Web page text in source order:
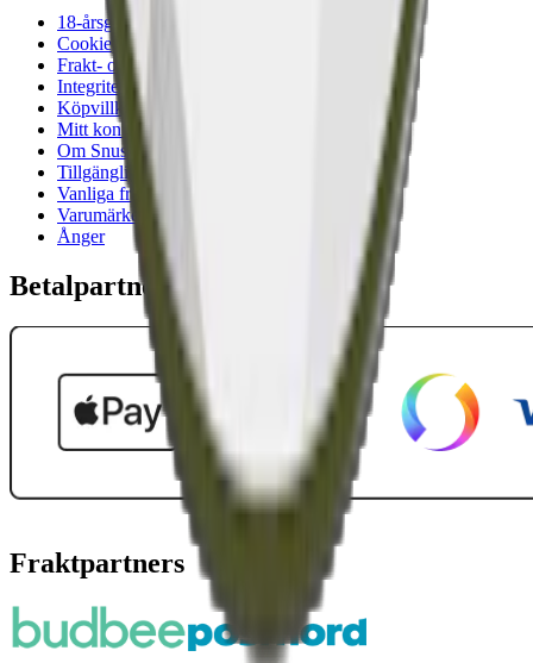
18-årsgräns
Cookiepolicy
Frakt- och leveransvillkor
Integritetspolicy
Köpvillkor
Mitt konto
Om Snuset.se
Tillgänglighetsredogörelse
Vanliga frågor
Varumärken
Ånger
Betalpartner
Fraktpartners